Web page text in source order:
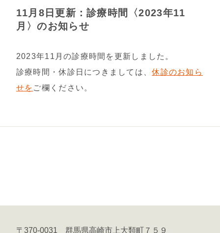
11月8日更新：診療時間〈2023年11
月〉のお知らせ
2023年11月の診療時間を更新しました。
診療時間・休診日につきましては、休診のお知ら
せを ご欄ください。
〒370-0031 群馬県高崎市上大類町７５９